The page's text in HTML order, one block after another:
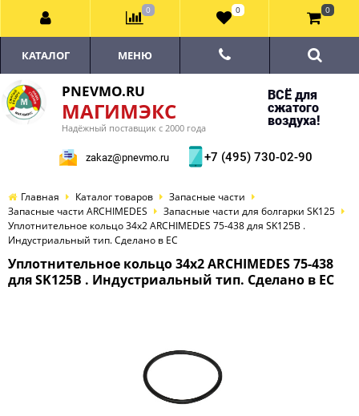
PNEVMO.RU
МАГИМЭКС
Надёжный поставщик с 2000 года
ВСЁ для
сжатого
воздуха!
zakaz@pnevmo.ru +7 (495) 730-02-90
КАТАЛОГ МЕНЮ
Главная Каталог товаров
Запасные части
Запасные части ARCHIMEDES
Запасные части для болгарки SK125
Уплотнительное кольцо 34x2 ARCHIMEDES 75-438 для SK125B .
Индустриальный тип. Сделано в ЕС
Уплотнительное кольцо 34x2 ARCHIMEDES 75-438
для SK125B . Индустриальный тип. Сделано в ЕС
0 0 0